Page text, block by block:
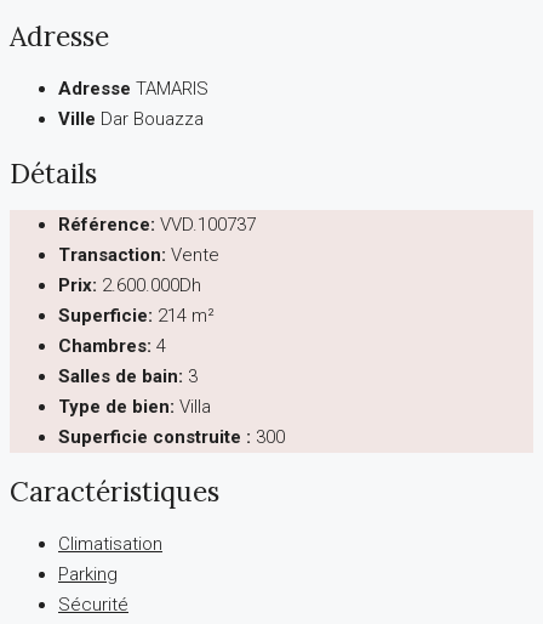
Adresse
Adresse TAMARIS
Ville Dar Bouazza
Détails
Référence: VVD.100737
Transaction: Vente
Prix: 2.600.000Dh
Superficie: 214 m²
Chambres: 4
Salles de bain: 3
Type de bien: Villa
Superficie construite : 300
Caractéristiques
Climatisation
Parking
Sécurité